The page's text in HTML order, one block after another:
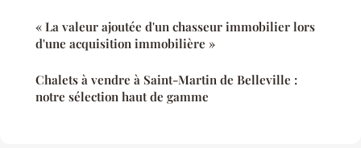
« La valeur ajoutée d'un chasseur immobilier lors
d'une acquisition immobilière »
Chalets à vendre à Saint-Martin de Belleville :
notre sélection haut de gamme